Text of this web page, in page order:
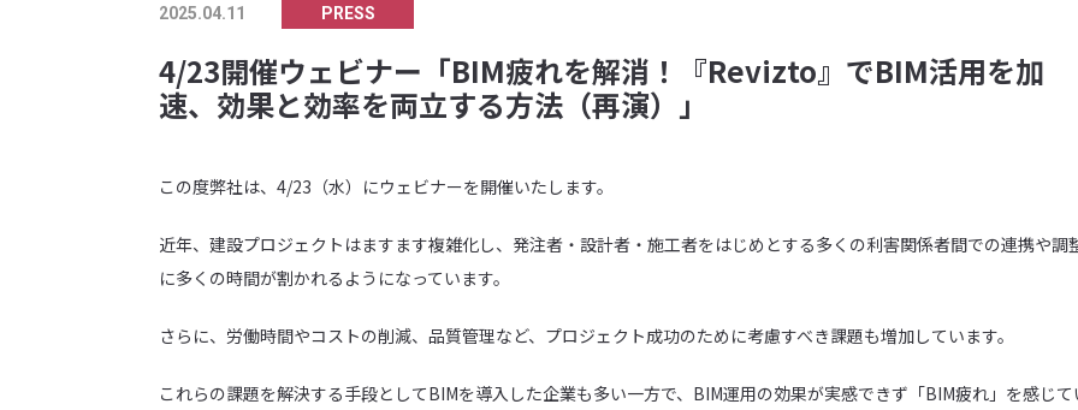
2025.04.11 PRESS
4/23開催ウェビナー「BIM疲れを解消！『Revizto』でBIM活用を加
速、効果と効率を両立する方法（再演）」
この度弊社は、4/23（水）にウェビナーを開催いたします。
近年、建設プロジェクトはますます複雑化し、発注者・設計者・施工者をはじめとする多くの利害関係者間での連携や調
に多くの時間が割かれるようになっています。
さらに、労働時間やコストの削減、品質管理など、プロジェクト成功のために考慮すべき課題も増加しています。
これらの課題を解決する手段としてBIMを導入した企業も多い一方で、BIM運用の効果が実感できず「BIM疲れ」を感じて